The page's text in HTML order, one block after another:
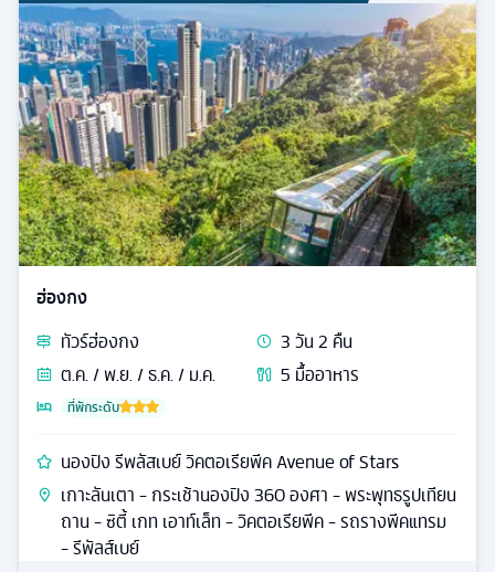
ฮ่องกง
ทัวร์ฮ่องกง 3วัน2 คืน
ต.ค. / พ.ย. / ธ.ค. / ม.ค.
5 มื้ออาหาร
ที่พักระดับ
นองปิง รีพลัสเบย์ วิคตอเรียพีค Avenue of Stars
เกาะลันเตา - กระเช้านองปิง 360 องศา - พระพุทธรูปเทียน
ถาน - ซิตี้ เกท เอาท์เล็ท - วิคตอเรียพีค - รถรางพีคแทรม
- รีพัลส์เบย์